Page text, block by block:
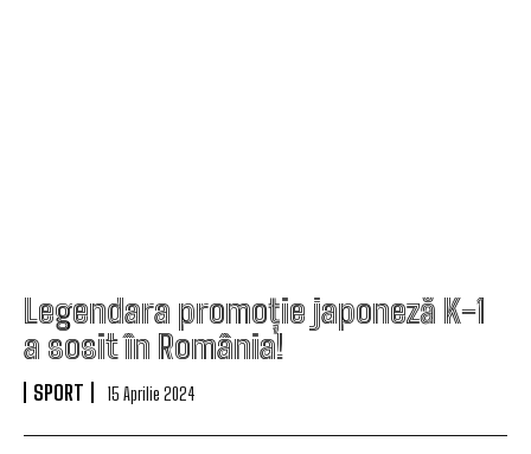
Legendara promoție japoneză K-1
a sosit în România!
SPORT 15 Aprilie 2024